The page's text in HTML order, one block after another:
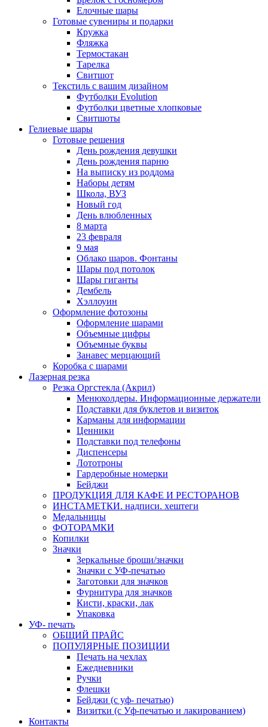
Елочные шары
Готовые сувениры и подарки
Кружка
Фляжка
Термостакан
Тарелка
Свитшот
Текстиль с вашим дизайном
Футболки Evolution
Футболки цветные хлопковые
Свитшоты
Гелиевые шары
Готовые решения
День рождения девушки
День рождения парню
На выписку из роддома
Наборы детям
Школа, ВУЗ
Новый год
День влюбленных
8 марта
23 февраля
9 мая
Облако шаров. Фонтаны
Шары под потолок
Шары гиганты
Дембель
Хэллоуин
Оформление фотозоны
Оформление шарами
Объемные цифры
Объемные буквы
Занавес мерцающий
Коробка с шарами
Лазерная резка
Резка Оргстекла (Акрил)
Менюхолдеры. Информационные держатели
Подставки для буклетов и визиток
Карманы для информации
Ценники
Подставки под телефоны
Диспенсеры
Лототроны
Гардеробные номерки
Бейджи
ПРОДУКЦИЯ ДЛЯ КАФЕ И РЕСТОРАНОВ
ИНСТАМЕТКИ. надписи. хештеги
Медальницы
ФОТОРАМКИ
Копилки
Значки
Зеркальные броши/значки
Значки с УФ-печатью
Заготовки для значков
Фурнитура для значков
Кисти, краски, лак
Упаковка
УФ- печать
ОБЩИЙ ПРАЙС
ПОПУЛЯРНЫЕ ПОЗИЦИИ
Печать на чехлах
Ежедневники
Ручки
Флешки
Бейджи (с уф- печатью)
Визитки (с Уф-печатью и лакированием)
Контакты